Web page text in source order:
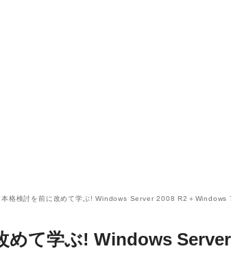
本格検討を前に改めて学ぶ! Windows Server 2008 R2＋Windows
めて学ぶ! Windows Server